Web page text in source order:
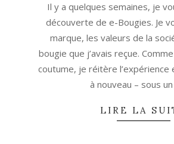
Il y a quelques semaines, je
découverte de e-Bougies. Je
marque, les valeurs de la
bougie que j’avais reçue.
coutume, je réitère l’expérience
à nouveau – sous
LIRE LA